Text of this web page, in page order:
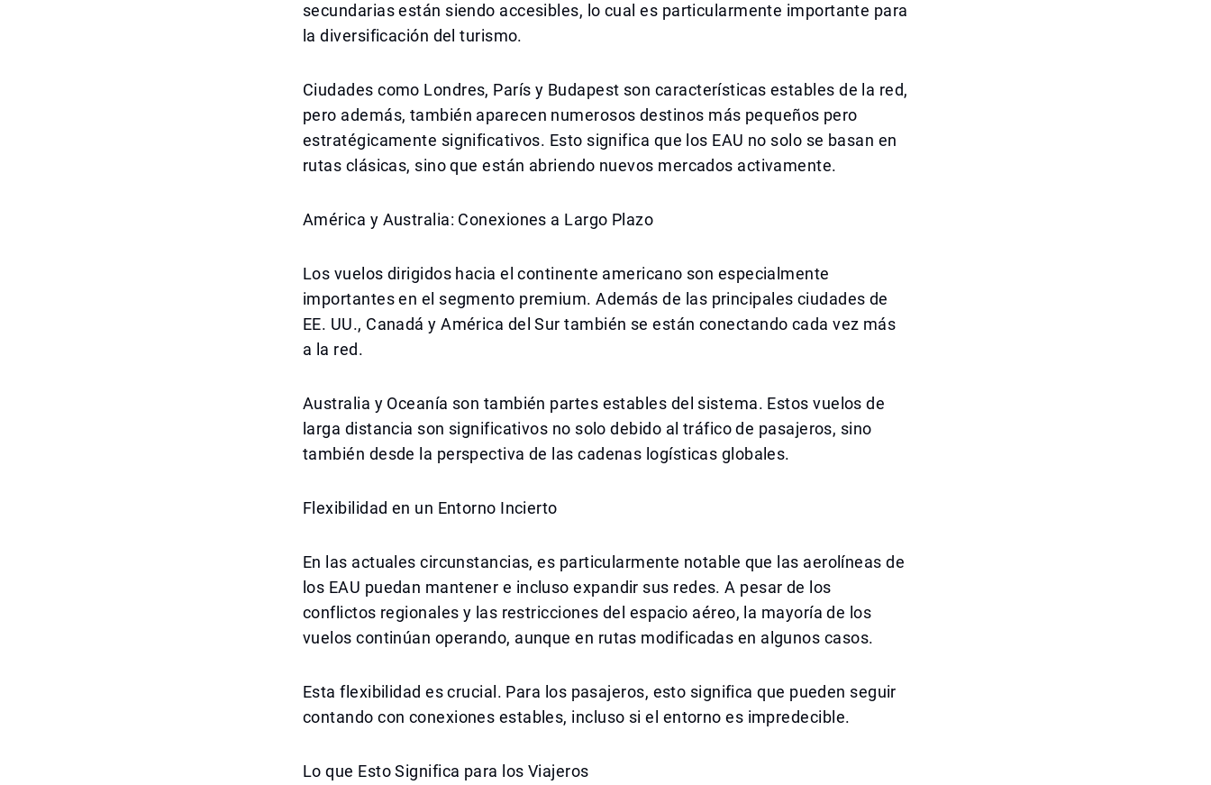
secundarias están siendo accesibles, lo cual es particularmente importante para
la diversificación del turismo.
Ciudades como Londres, París y Budapest son características estables de la red,
pero además, también aparecen numerosos destinos más pequeños pero
estratégicamente significativos. Esto significa que los EAU no solo se basan en
rutas clásicas, sino que están abriendo nuevos mercados activamente.
América y Australia: Conexiones a Largo Plazo
Los vuelos dirigidos hacia el continente americano son especialmente
importantes en el segmento premium. Además de las principales ciudades de
EE. UU., Canadá y América del Sur también se están conectando cada vez más
a la red.
Australia y Oceanía son también partes estables del sistema. Estos vuelos de
larga distancia son significativos no solo debido al tráfico de pasajeros, sino
también desde la perspectiva de las cadenas logísticas globales.
Flexibilidad en un Entorno Incierto
En las actuales circunstancias, es particularmente notable que las aerolíneas de
los EAU puedan mantener e incluso expandir sus redes. A pesar de los
conflictos regionales y las restricciones del espacio aéreo, la mayoría de los
vuelos continúan operando, aunque en rutas modificadas en algunos casos.
Esta flexibilidad es crucial. Para los pasajeros, esto significa que pueden seguir
contando con conexiones estables, incluso si el entorno es impredecible.
Lo que Esto Significa para los Viajeros